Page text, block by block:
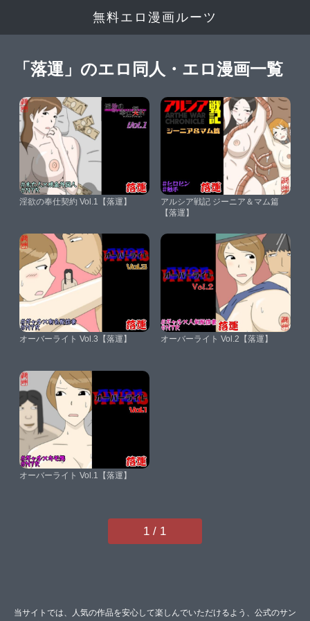
無料エロ漫画ルーツ
「落運」のエロ同人・エロ漫画一覧
淫欲の奉仕契約 Vol.1【落運】
アルシア戦記 ジーニア＆マム篇
【落運】
オーバーライト Vol.3【落運】 オーバーライト Vol.2【落運】
オーバーライト Vol.1【落運】
1 / 1
当サイトでは、人気の作品を安心して楽しんでいただけるよう、公式のサン